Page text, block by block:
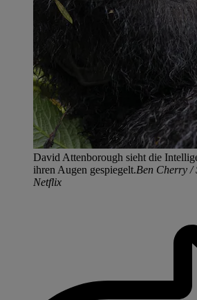
David Attenborough sieht die
ihren Augen gespiegelt.Ben Cherry /
Netflix